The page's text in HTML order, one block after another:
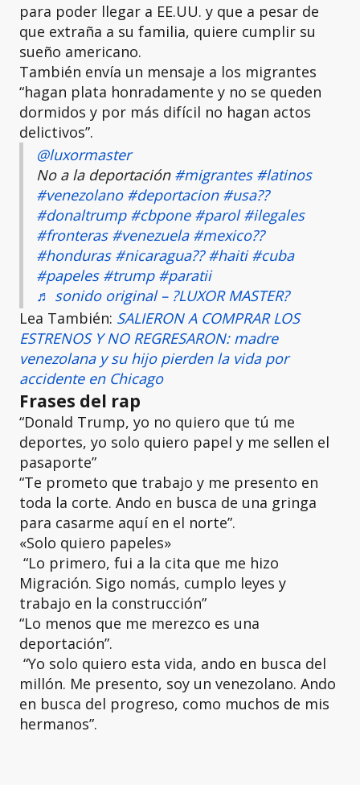
para poder llegar a EE.UU. y que a pesar de
que extraña a su familia, quiere cumplir su
sueño americano.
También envía un mensaje a los migrantes
“hagan plata honradamente y no se queden
dormidos y por más difícil no hagan actos
delictivos”.
@luxormaster
No a la deportación #migrantes #latinos
#venezolano #deportacion #usa??
#donaltrump #cbpone #parol #ilegales
#fronteras #venezuela #mexico??
#honduras #nicaragua?? #haiti #cuba
#papeles #trump #paratii
♬ sonido original – ?LUXOR MASTER?
Lea También: SALIERON A COMPRAR LOS
ESTRENOS Y NO REGRESARON: madre
venezolana y su hijo pierden la vida por
accidente en Chicago
Frases del rap
“Donald Trump, yo no quiero que tú me
deportes, yo solo quiero papel y me sellen el
pasaporte”
“Te prometo que trabajo y me presento en
toda la corte. Ando en busca de una gringa
para casarme aquí en el norte”.
«Solo quiero papeles»
“Lo primero, fui a la cita que me hizo
Migración. Sigo nomás, cumplo leyes y
trabajo en la construcción”
“Lo menos que me merezco es una
deportación”.
“Yo solo quiero esta vida, ando en busca del
millón. Me presento, soy un venezolano. Ando
en busca del progreso, como muchos de mis
hermanos”.